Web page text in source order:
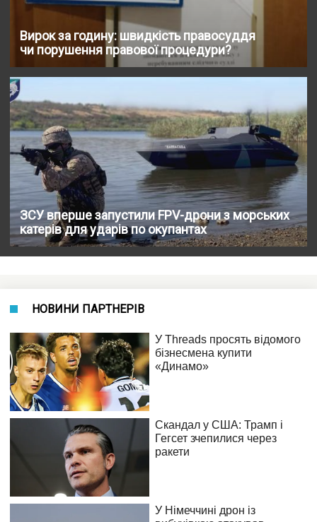
Вирок за годину: швидкість правосуддя
чи порушення правової процедури?
ЗСУ вперше запустили FPV-дрони з морських
катерів для ударів по окупантах
НОВИНИ ПАРТНЕРІВ